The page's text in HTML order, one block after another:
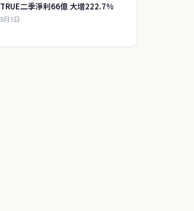
TRUE二季淨利66億 大增222.7%
8月5日